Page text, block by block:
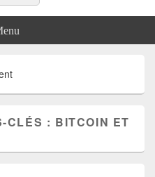
CLÉS : BITCOIN ET